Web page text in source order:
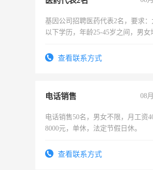
基因公司招聘医药代表2名，要求：
以下学历，年龄25-45岁之间，男女
表或者有医学资质的优先，底薪+绩
查看联系方式
电话销售 08
电话销售50名，男女不限，月工资
8000元，单休，法定节假日休。
查看联系方式